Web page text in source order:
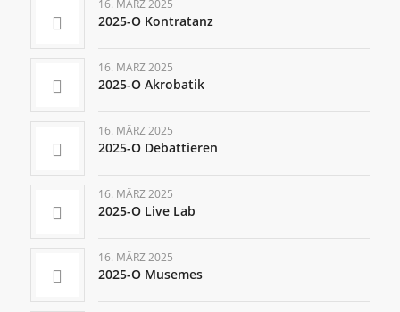
16. MÄRZ 2025
2025-O Kontratanz
16. MÄRZ 2025
2025-O Akrobatik
16. MÄRZ 2025
2025-O Debattieren
16. MÄRZ 2025
2025-O Live Lab
16. MÄRZ 2025
2025-O Musemes